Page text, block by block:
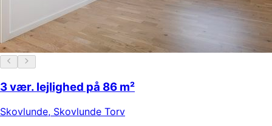
3 vær. lejlighed på 86 m²
Skovlunde, Skovlunde Torv